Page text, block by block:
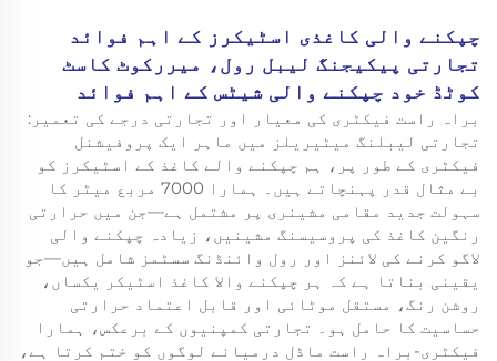
چپکنے والی کاغذی اسٹیکرز کے اہم فوائد
تجارتی پیکیجنگ لیبل رول، میررکوٹ کاسٹ
کوٹڈ خود چپکنے والی شیٹس کے اہم فوائد
براہ راست فیکٹری کی معیار اور تجارتی درجے کی تعمیر:
تجارتی لیبلنگ میٹیریلز میں ماہر ایک پروفیشنل
فیکٹری کے طور پر، ہم چپکنے والے کاغذ کے اسٹیکرز کو
بے مثال قدر پہنچاتے ہیں۔ ہمارا 7000 مربع میٹر کا
سہولت جدید مقامی مشینری پر مشتمل ہے—جن میں حرارتی
رنگین کاغذ کی پروسیسنگ مشینیں، زیادہ چپکنے والی
لاگو کرنے کی لائنز اور رول وائنڈنگ سسٹمز شامل ہیں—جو
یقینی بناتا ہے کہ ہر چپکنے والا کاغذ اسٹیکر یکساں،
روشن رنگ، مستقل موٹائی اور قابل اعتماد حرارتی
حساسیت کا حامل ہو۔ تجارتی کمپنیوں کے برعکس، ہمارا
فیکٹری-براہ راست ماڈل درمیانے لوگوں کو ختم کرتا ہے،